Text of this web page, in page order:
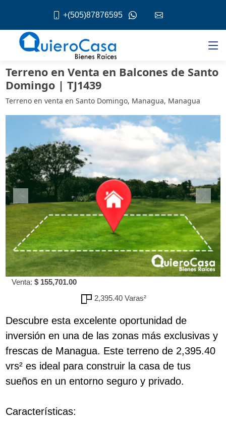
+(505)87876595
Terreno en Venta en Balcones de Santo
Domingo | TJ1439
Terreno en venta en Santo Domingo, Managua, Managua
Venta: $ 155,701.00
2,395.40 Varas²
Descubre esta excelente oportunidad de
inversión en una de las zonas más exclusivas y
frescas de Managua. Este terreno de 2,395.40
vrs² es ideal para construir la casa de tus
sueños en un entorno seguro y privado.
Características: